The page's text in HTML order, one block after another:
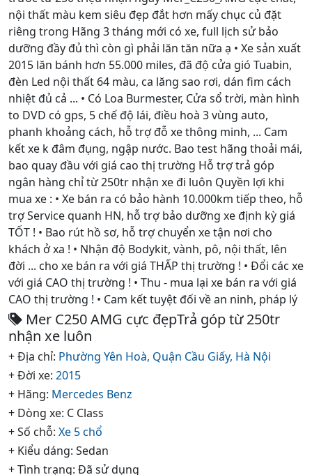
nội thất màu kem siêu đẹp đắt hơn mấy chục củ đặt
riêng trong Hãng 3 tháng mới có xe, full lịch sử bảo
dưỡng đầy đủ thì còn gì phải lăn tăn nữa ạ • Xe sản xuất
2015 lăn bánh hơn 55.000 miles, đã độ cửa gió Tuabin,
đèn Led nội thất 64 màu, ca lăng sao rơi, dán fim cách
nhiệt đủ cả ... • Có Loa Burmester, Cửa sổ trời, màn hình
to DVD có gps, 5 chế độ lái, điều hoà 3 vùng auto,
phanh khoảng cách, hỗ trợ đỗ xe thông minh, ... Cam
kết xe k đâm đụng, ngập nước. Bao test hãng thoải mái,
bao quay đầu với giá cao thị trường Hỗ trợ trả góp
ngân hàng chỉ từ 250tr nhận xe đi luôn Quyền lợi khi
mua xe : • Xe bán ra có bảo hành 10.000km tiếp theo, hỗ
trợ Service quanh HN, hỗ trợ bảo dưỡng xe định kỳ giá
TỐT ! • Bao rút hồ sơ, hỗ trợ chuyển xe tận nơi cho
khách ở xa ! • Nhận độ Bodykit, vành, pô, nội thất, lên
đời ... cho xe bán ra với giá THẤP thị trường ! • Đổi các xe
với giá CAO thị trường ! • Thu - mua lại xe bán ra với giá
CAO thị trường ! • Cam kết tuyệt đối về an ninh, pháp lý
Mer C250 AMG cực đẹpTrả góp từ 250tr
nhận xe luôn
+ Địa chỉ: Phường Yên Hoà, Quận Cầu Giấy, Hà Nội
+ Đời xe: 2015
+ Hãng: Mercedes Benz
+ Dòng xe: C Class
+ Số chỗ: Xe 5 chổ
+ Kiểu dáng: Sedan
+ Tình trạng: Đã sử dụng